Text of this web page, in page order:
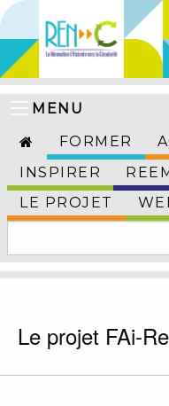
MENU
FORMER
INSPIRER
LE PROJET
Le projet FAi-Re